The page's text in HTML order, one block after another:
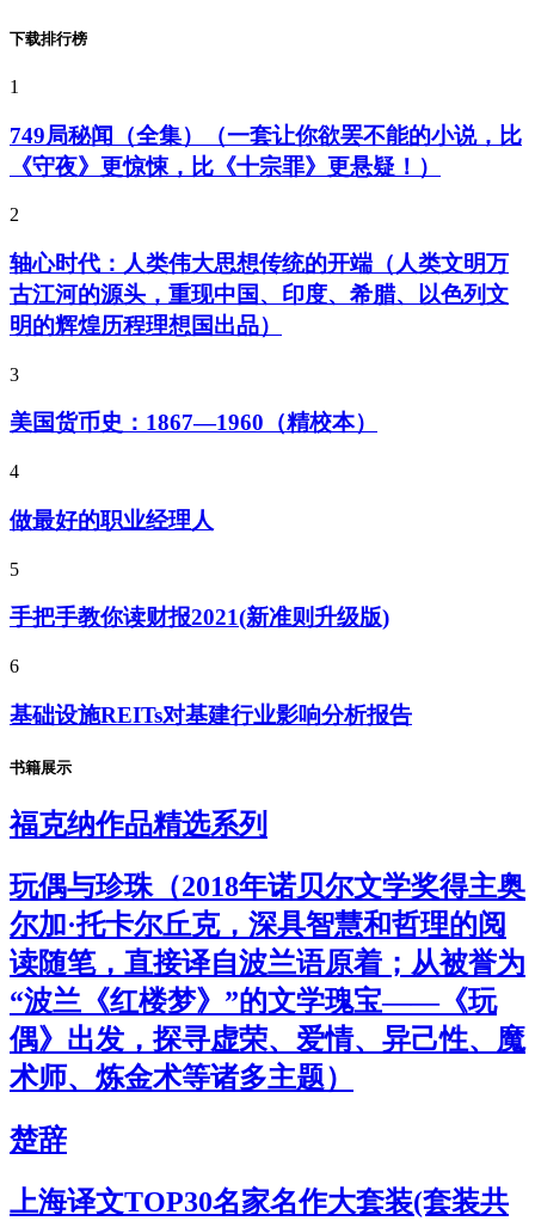
下载排行榜
1
749局秘闻（全集）（一套让你欲罢不能的小说，比
《守夜》更惊悚，比《十宗罪》更悬疑！）
2
轴心时代：人类伟大思想传统的开端（人类文明万
古江河的源头，重现中国、印度、希腊、以色列文
明的辉煌历程理想国出品）
3
美国货币史：1867—1960（精校本）
4
做最好的职业经理人
5
手把手教你读财报2021(新准则升级版)
6
基础设施REITs对基建行业影响分析报告
书籍展示
福克纳作品精选系列
玩偶与珍珠（2018年诺贝尔文学奖得主奥
尔加·托卡尔丘克，深具智慧和哲理的阅
读随笔，直接译自波兰语原着；从被誉为
“波兰《红楼梦》”的文学瑰宝——《玩
偶》出发，探寻虚荣、爱情、异己性、魔
术师、炼金术等诸多主题）
楚辞
上海译文TOP30名家名作大套装(套装共